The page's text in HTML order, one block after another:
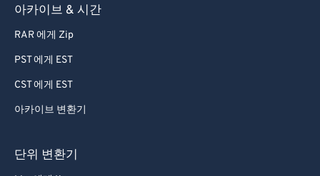
아카이브 & 시간
RAR 에게 Zip
PST 에게 EST
CST 에게 EST
아카이브 변환기
단위 변환기